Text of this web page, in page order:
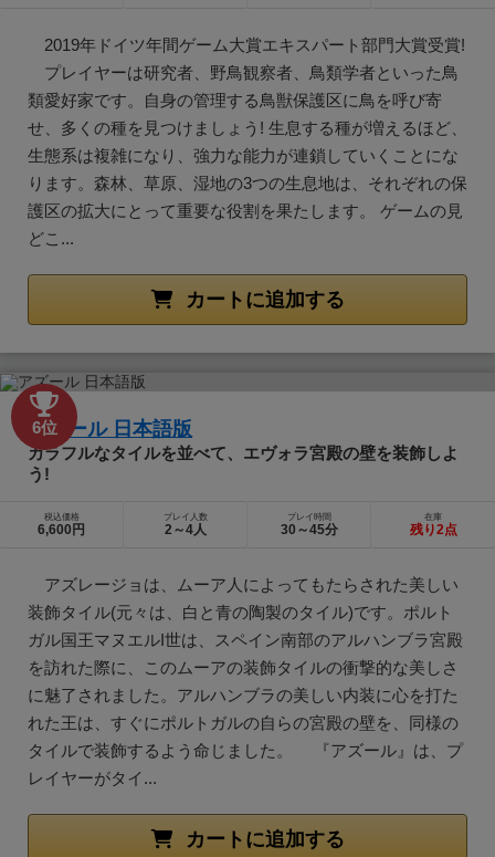
2019年ドイツ年間ゲーム大賞エキスパート部門大賞受賞!
プレイヤーは研究者、野鳥観察者、鳥類学者といった鳥
類愛好家です。自身の管理する鳥獣保護区に鳥を呼び寄
せ、多くの種を見つけましょう! 生息する種が増えるほど、
生態系は複雑になり、強力な能力が連鎖していくことにな
ります。森林、草原、湿地の3つの生息地は、それぞれの保
護区の拡大にとって重要な役割を果たします。 ゲームの見
どこ...
カートに追加する
6位
アズール 日本語版
カラフルなタイルを並べて、エヴォラ宮殿の壁を装飾しよ
う!
税込価格
6,600円
プレイ人数
2～4人
プレイ時間
30～45分
在庫
残り2点
アズレージョは、ムーア人によってもたらされた美しい
装飾タイル(元々は、白と青の陶製のタイル)です。ポルト
ガル国王マヌエルI世は、スペイン南部のアルハンブラ宮殿
を訪れた際に、このムーアの装飾タイルの衝撃的な美しさ
に魅了されました。アルハンブラの美しい内装に心を打た
れた王は、すぐにポルトガルの自らの宮殿の壁を、同様の
タイルで装飾するよう命じました。 『アズール』は、プ
レイヤーがタイ...
カートに追加する